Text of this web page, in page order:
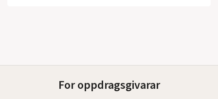
For oppdragsgivarar